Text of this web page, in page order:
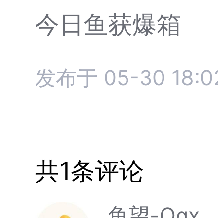
今日鱼获爆箱
发布于 05-30
共1条评论